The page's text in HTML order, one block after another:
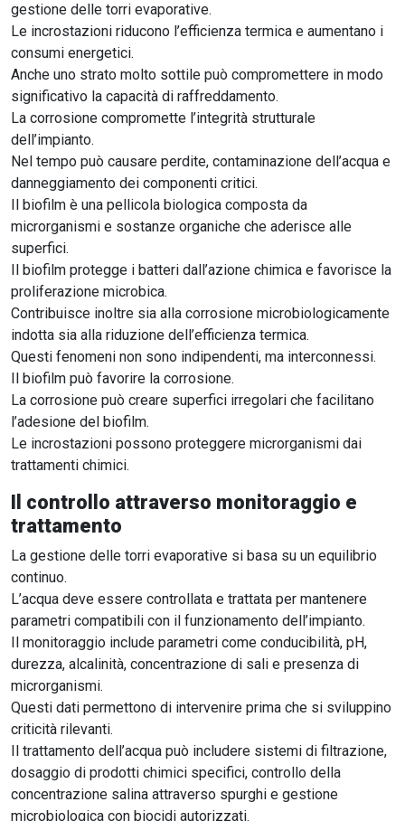
gestione delle torri evaporative.
Le incrostazioni riducono l’efficienza termica e aumentano i
consumi energetici.
Anche uno strato molto sottile può compromettere in modo
significativo la capacità di raffreddamento.
La corrosione compromette l’integrità strutturale
dell’impianto.
Nel tempo può causare perdite, contaminazione dell’acqua e
danneggiamento dei componenti critici.
Il biofilm è una pellicola biologica composta da
microrganismi e sostanze organiche che aderisce alle
superfici.
Il biofilm protegge i batteri dall’azione chimica e favorisce la
proliferazione microbica.
Contribuisce inoltre sia alla corrosione microbiologicamente
indotta sia alla riduzione dell’efficienza termica.
Questi fenomeni non sono indipendenti, ma interconnessi.
Il biofilm può favorire la corrosione.
La corrosione può creare superfici irregolari che facilitano
l’adesione del biofilm.
Le incrostazioni possono proteggere microrganismi dai
trattamenti chimici.
Il controllo attraverso monitoraggio e
trattamento
La gestione delle torri evaporative si basa su un equilibrio
continuo.
L’acqua deve essere controllata e trattata per mantenere
parametri compatibili con il funzionamento dell’impianto.
Il monitoraggio include parametri come conducibilità, pH,
durezza, alcalinità, concentrazione di sali e presenza di
microrganismi.
Questi dati permettono di intervenire prima che si sviluppino
criticità rilevanti.
Il trattamento dell’acqua può includere sistemi di filtrazione,
dosaggio di prodotti chimici specifici, controllo della
concentrazione salina attraverso spurghi e gestione
microbiologica con biocidi autorizzati.